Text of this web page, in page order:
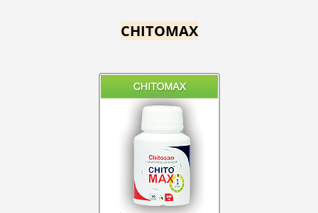
CHITOMAX